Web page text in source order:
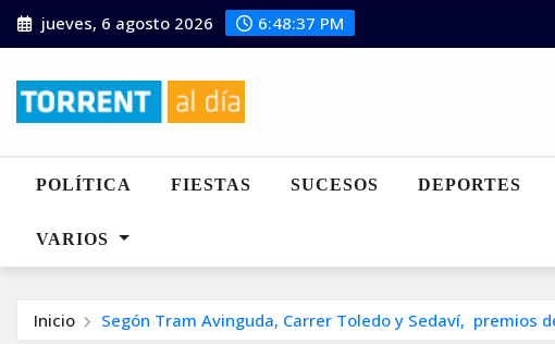
Saltar
al
jueves, 6 agosto 2026 6:48:38 PM
POLÍTICA FIESTAS SUCESOS DEPORTES
VARIOS
Inicio Segón Tram Avinguda, Carrer Toledo y Sedaví, premios